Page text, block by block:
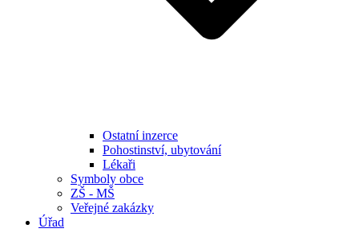
Ostatní inzerce
Pohostinství, ubytování
Lékaři
Symboly obce
ZŠ - MŠ
Veřejné zakázky
Úřad